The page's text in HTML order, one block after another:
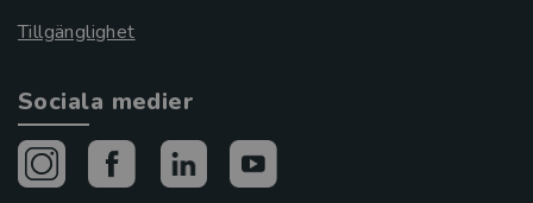
Tillgänglighet
Sociala medier